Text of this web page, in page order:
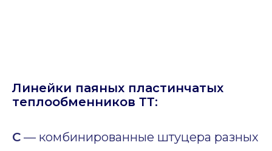
Линейки паяных пластинчатых
теплообменников ТТ:
C — комбинированные штуцера разных